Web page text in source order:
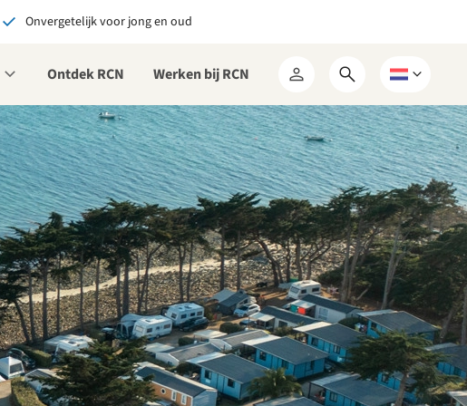
Onvergetelijk voor jong en oud
Ontdek RCN Werken bij RCN
Mijn
RCN
Open
zoekformulier
Kies
een
taal